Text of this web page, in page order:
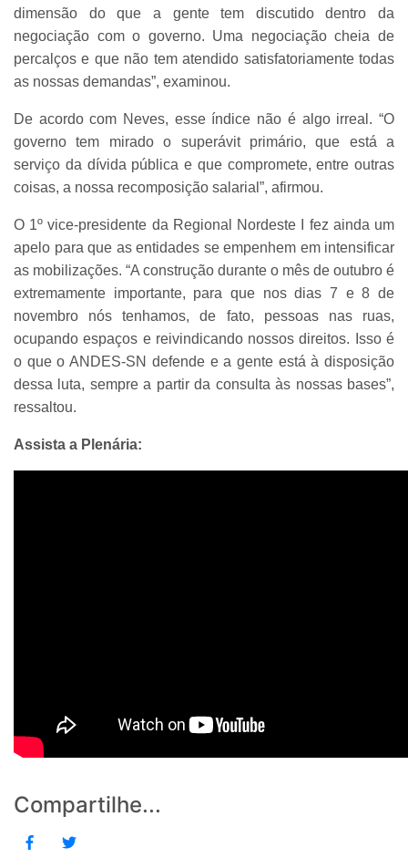
dimensão do que a gente tem discutido dentro da
negociação com o governo. Uma negociação cheia de
percalços e que não tem atendido satisfatoriamente todas
as nossas demandas”, examinou.
De acordo com Neves, esse índice não é algo irreal. “O
governo tem mirado o superávit primário, que está a
serviço da dívida pública e que compromete, entre outras
coisas, a nossa recomposição salarial”, afirmou.
O 1º vice-presidente da Regional Nordeste I fez ainda um
apelo para que as entidades se empenhem em intensificar
as mobilizações. “A construção durante o mês de outubro é
extremamente importante, para que nos dias 7 e 8 de
novembro nós tenhamos, de fato, pessoas nas ruas,
ocupando espaços e reivindicando nossos direitos. Isso é
o que o ANDES-SN defende e a gente está à disposição
dessa luta, sempre a partir da consulta às nossas bases”,
ressaltou.
Assista a Plenária:
Compartilhe...